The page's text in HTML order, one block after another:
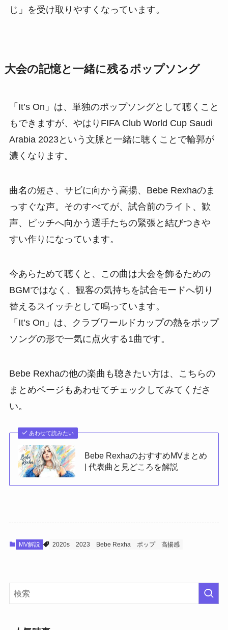
じ」を受け取りやすくなっています。
大会の記憶と一緒に残るポップソング
「It’s On」は、単独のポップソングとして聴くこと
もできますが、やはりFIFA Club World Cup Saudi
Arabia 2023という文脈と一緒に聴くことで輪郭が
濃くなります。
曲名の短さ、サビに向かう高揚、Bebe Rexhaのま
っすぐな声。そのすべてが、試合前のライト、歓
声、ピッチへ向かう選手たちの緊張と結びつきや
すい作りになっています。
今あらためて聴くと、この曲は大会を飾るための
BGMではなく、観客の気持ちを試合モードへ切り
替えるスイッチとして鳴っています。
「It’s On」は、クラブワールドカップの熱をポップ
ソングの形で一気に点火する1曲です。
Bebe Rexhaの他の楽曲も聴きたい方は、こちらの
まとめページもあわせてチェックしてみてくださ
い。
あわせて読みたい
Bebe RexhaのおすすめMVまとめ
| 代表曲と見どころを解説
MV解説 2020s 2023 Bebe Rexha ポップ 高揚感